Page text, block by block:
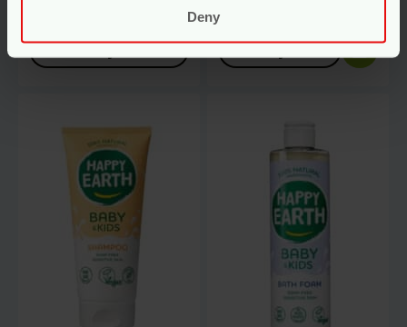
Deny
Bekijken
Voor
Bekijken